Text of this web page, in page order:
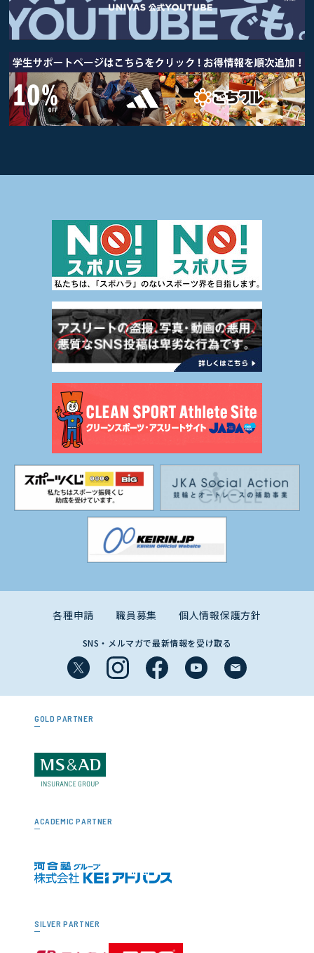
各種申請 職員募集 個人情報保護方針
SNS・メルマガで最新情報を受け取る
GOLD PARTNER
ACADEMIC PARTNER
SILVER PARTNER